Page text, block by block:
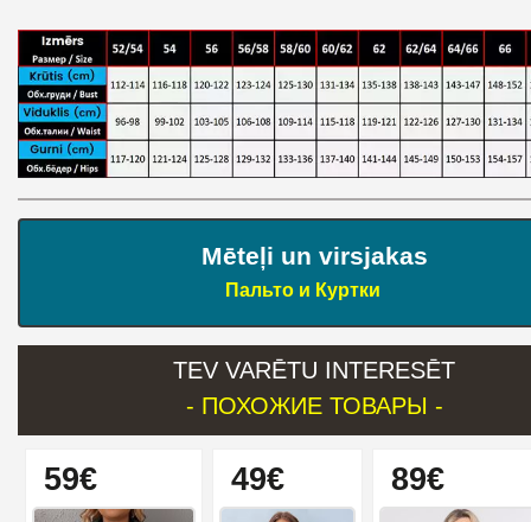
Mēteļi un virsjakas
Пальто и Куртки
TEV VARĒTU INTERESĒT
- ПОХОЖИЕ ТОВАРЫ -
59€ 49€ 89€